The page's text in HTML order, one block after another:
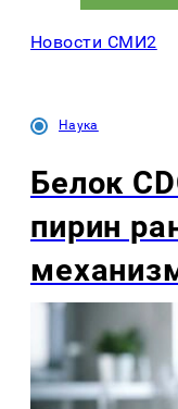
Новости СМИ2
Наука
Белок
пирин